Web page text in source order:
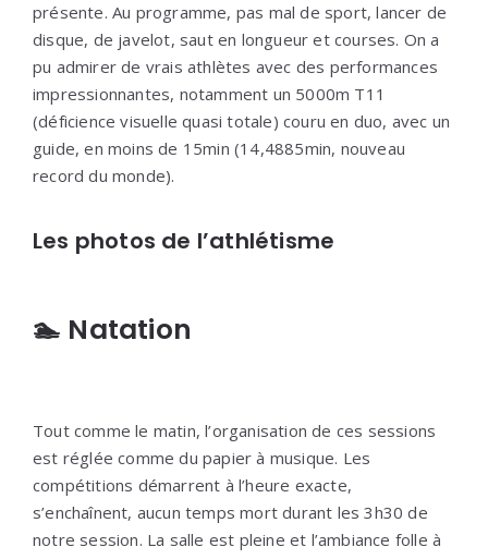
présente. Au programme, pas mal de sport, lancer de
disque, de javelot, saut en longueur et courses. On a
pu admirer de vrais athlètes avec des performances
impressionnantes, notamment un 5000m T11
(déficience visuelle quasi totale) couru en duo, avec un
guide, en moins de 15min (14,4885min, nouveau
record du monde).
Les photos de l’athlétisme
🏊 Natation
Tout comme le matin, l’organisation de ces sessions
est réglée comme du papier à musique. Les
compétitions démarrent à l’heure exacte,
s’enchaînent, aucun temps mort durant les 3h30 de
notre session. La salle est pleine et l’ambiance folle à